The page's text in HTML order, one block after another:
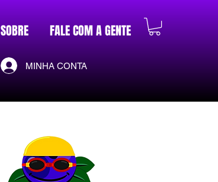
SOBRE FALE COM A GENTE
MINHA CONTA